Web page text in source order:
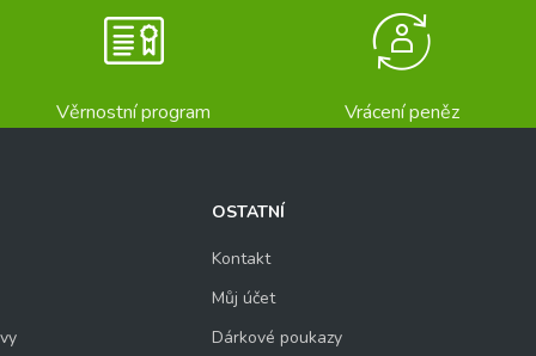
Věrnostní program Vrácení peněz
OSTATNÍ
Kontakt
Můj účet
Dárkové poukazy